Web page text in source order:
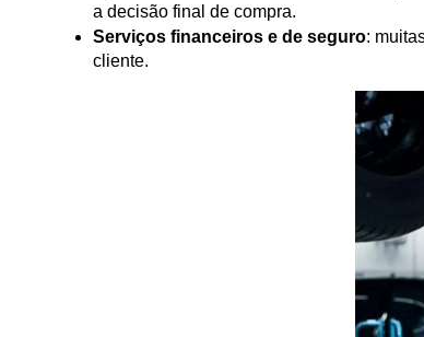
a decisão final de compra.
Serviços financeiros e de seguro:
cliente.